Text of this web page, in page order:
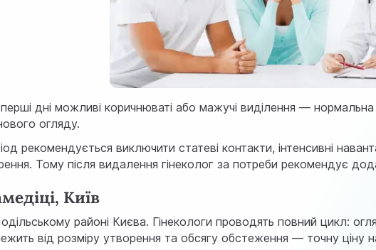
дні можливі коричнюваті або мажучі виділення —
огляду.
рекомендується виключити статеві контакти, інтенсивні
Тому після видалення гінеколог за потреби рекомендує
Київ
районі Києва. Гінекологи проводять повний цикл:
від розміру утворення та обсягу обстеження — точну ціну